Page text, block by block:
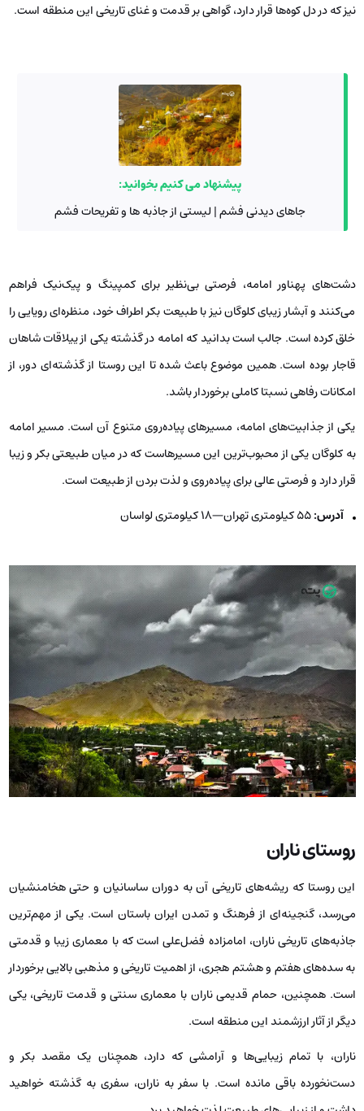
نیز که در دل کوه‌ها قرار دارد، گواهی بر قدمت و غنای تاریخی این منطقه است.
پیشنهاد می کنیم بخوانید:
جاهای دیدنی فشم | لیستی از جاذبه ها و تفریحات فشم
دشت‌های پهناور امامه، فرصتی بی‌نظیر برای کمپینگ و پیک‌نیک فراهم
می‌کنند و آبشار زیبای کلوگان نیز با طبیعت بکر اطراف خود، منظره‌ای رویایی را
خلق کرده است. جالب است بدانید که امامه در گذشته یکی از ییلاقات شاهان
قاجار بوده است. همین موضوع باعث شده تا این روستا از گذشته‌ای دور، از
امکانات رفاهی نسبتا کاملی برخوردار باشد.
یکی از جذابیت‌های امامه، مسیرهای پیاده‌روی متنوع آن است. مسیر امامه
به کلوگان یکی از محبوب‌ترین این مسیرهاست که در میان طبیعتی بکر و زیبا
قرار دارد و فرصتی عالی برای پیاده‌روی و لذت بردن از طبیعت است.
آدرس:55 کیلومتری تهران—18 کیلومتری لواسان
روستای ناران
این روستا که ریشه‌های تاریخی آن به دوران ساسانیان و حتی هخامنشیان
می‌رسد، گنجینه‌ای از فرهنگ و تمدن ایران باستان است. یکی از مهم‌ترین
جاذبه‌های تاریخی ناران، امامزاده فضل‌علی است که با معماری زیبا و قدمتی
به سده‌های هفتم و هشتم هجری، از اهمیت تاریخی و مذهبی بالایی برخوردار
است. همچنین، حمام قدیمی ناران با معماری سنتی و قدمت تاریخی، یکی
دیگر از آثار ارزشمند این منطقه است.
ناران، با تمام زیبایی‌ها و آرامشی که دارد، همچنان یک مقصد بکر و
دست‌نخورده باقی مانده است. با سفر به ناران، سفری به گذشته خواهید